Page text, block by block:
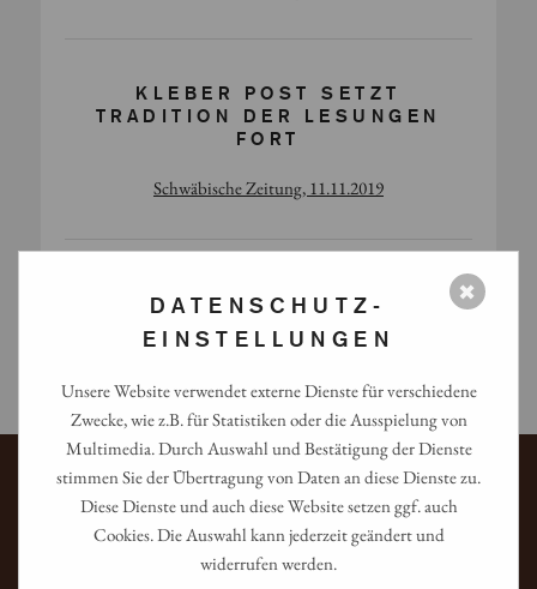
KLEBER POST SETZT
TRADITION DER LESUNGEN
FORT
Schwäbische Zeitung, 11.11.2019
KLEBER POST MIT NEUER
GESCHÄFTSFÜHRUNG
DATENSCHUTZ-
EINSTELLUNGEN
Unsere Website verwendet externe Dienste für verschiedene
Zwecke, wie z.B. für Statistiken oder die Ausspielung von
Multimedia. Durch Auswahl und Bestätigung der Dienste
stimmen Sie der Übertragung von Daten an diese Dienste zu.
Diese Dienste und auch diese Website setzen ggf. auch
Cookies. Die Auswahl kann jederzeit geändert und
widerrufen werden.
✖